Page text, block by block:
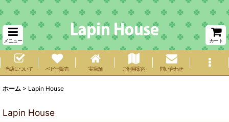
メニュー カート
当店について ベビー販売 実店舗 ご利用案内 問い合わせ
ホーム > Lapin House
Lapin House